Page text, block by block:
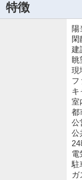
特徴
陽
閑
建
眺
現
フ
キ
室
都
公
公
電
駐
ガ